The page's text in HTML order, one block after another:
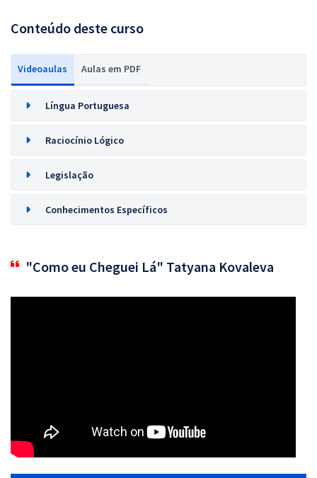
Conteúdo deste curso
Videoaulas Aulas em PDF
Língua Portuguesa
Raciocínio Lógico
Legislação
Conhecimentos Específicos
"Como eu Cheguei Lá" Tatyana Kovaleva